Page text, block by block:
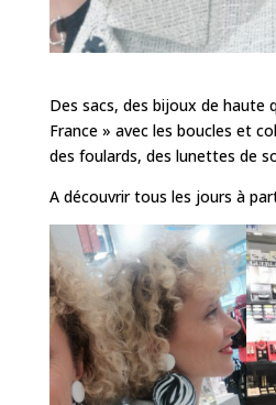
Des sacs, des bijoux de haute
France » avec les boucles et
des foulards, des lunettes de
A découvrir tous les jours à